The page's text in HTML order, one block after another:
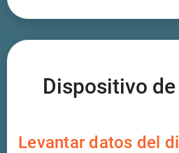
Dispositivo
Levantar datos del